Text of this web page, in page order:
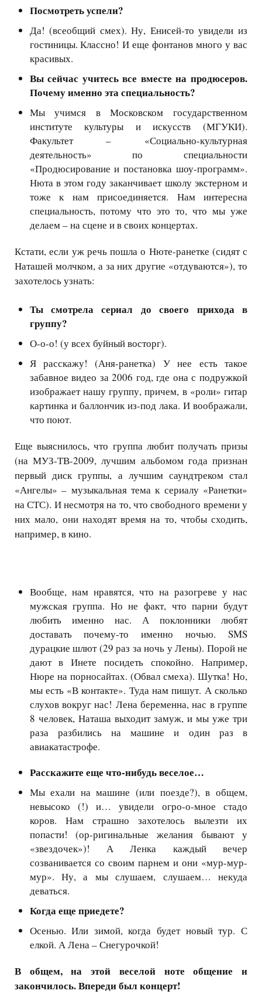
Посмотреть успели?
Да! (всеобщий смех). Ну, Енисей-то увидели из
гостиницы. Классно! И еще фонтанов много у вас
красивых.
Вы сейчас учитесь все вместе на продюсеров.
Почему именно эта специальность?
Мы учимся в Московском государственном
институте культуры и искусств (МГУКИ).
Факультет – «Социально-культурная
деятельность» по специальности
«Продюсирование и постановка шоу-программ».
Нюта в этом году заканчивает школу экстерном и
тоже к нам присоединяется. Нам интересна
специальность, потому что это то, что мы уже
делаем – на сцене и в своих концертах.
Кстати, если уж речь пошла о Нюте-ранетке (сидят с
Наташей молчком, а за них другие «отдуваются»), то
захотелось узнать:
Ты смотрела сериал до своего прихода в
группу?
О-о-о! (у всех буйный восторг).
Я расскажу! (Аня-ранетка) У нее есть такое
забавное видео за 2006 год, где она с подружкой
изображает нашу группу, причем, в «роли» гитар
картинка и баллончик из-под лака. И воображали,
что поют.
Еще выяснилось, что группа любит получать призы
(на МУЗ-ТВ-2009, лучшим альбомом года признан
первый диск группы, а лучшим саундтреком стал
«Ангелы» – музыкальная тема к сериалу «Ранетки»
на СТС). И несмотря на то, что свободного времени у
них мало, они находят время на то, чтобы сходить,
например, в кино.
Вообще, нам нравятся, что на разогреве у нас
мужская группа. Но не факт, что парни будут
любить именно нас. А поклонники любят
доставать почему-то именно ночью. SMS
дурацкие шлют (29 раз за ночь у Лены). Порой не
дают в Инете посидеть спокойно. Например,
Нюре на порносайтах. (Обвал смеха). Шутка! Но,
мы есть «В контакте». Туда нам пишут. А сколько
слухов вокруг нас! Лена беременна, нас в группе
8 человек, Наташа выходит замуж, и мы уже три
раза разбились на машине и один раз в
авиакатастрофе.
Расскажите еще что-нибудь веселое…
Мы ехали на машине (или поезде?), в общем,
невысоко (!) и… увидели огро-о-мное стадо
коров. Нам страшно захотелось вылезти их
попасти! (ор-ригинальные желания бывают у
«звездочек»)! А Ленка каждый вечер
созванивается со своим парнем и они «мур-мур-
мур». Ну, а мы слушаем, слушаем… некуда
деваться.
Когда еще приедете?
Осенью. Или зимой, когда будет новый тур. С
елкой. А Лена – Снегурочкой!
В общем, на этой веселой ноте общение и
закончилось. Впереди был концерт!